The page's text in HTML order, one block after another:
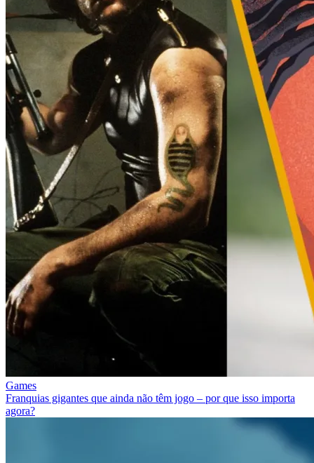
Games
Franquias gigantes que ainda não têm jogo – por que isso importa
agora?